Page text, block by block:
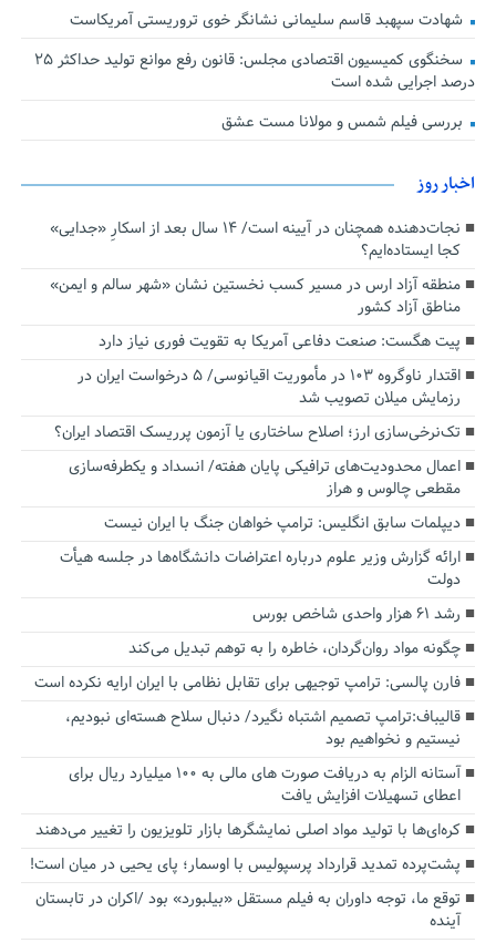
شهادت سپهبد قاسم سلیمانی نشانگر خوی تروریستی آمریکاست
سخنگوی کمیسیون اقتصادی مجلس: قانون رفع موانع تولید حداکثر ۲۵
درصد اجرایی شده است
بررسی فیلم شمس و مولانا مست عشق
اخبار روز
نجات‌دهنده‌ همچنان در آیینه است/ ۱۴ سال بعد از اسکارِ «جدایی»
کجا ایستاده‌ایم؟
منطقه آزاد ارس در مسیر کسب نخستین نشان «شهر سالم و ایمن»
مناطق آزاد کشور
پیت هگست: صنعت دفاعی آمریکا به تقویت فوری نیاز دارد
اقتدار ناوگروه ۱۰۳ در مأموریت‌ اقیانوسی/ ۵ درخواست ایران در
رزمایش میلان تصویب شد
تک‌نرخی‌سازی ارز؛ اصلاح ساختاری یا آزمون پرریسک اقتصاد ایران؟
اعمال محدودیت‌های ترافیکی پایان هفته/ انسداد و یکطرفه‌سازی
مقطعی چالوس و هراز
دیپلمات سابق انگلیس:‌ ترامپ خواهان جنگ با ایران نیست
ارائه گزارش وزیر علوم درباره اعتراضات دانشگاه‌ها در جلسه هیأت
دولت
رشد ۶۱ هزار واحدی شاخص بورس
چگونه مواد روان‌گردان، خاطره را به توهم تبدیل می‌کند
فارن پالسی: ترامپ توجیهی برای تقابل نظامی با ایران ارایه نکرده است
قالیباف:ترامپ تصمیم اشتباه نگیرد/ دنبال سلاح هسته‌ای نبودیم،
نیستیم و نخواهیم بود
آستانه الزام به دریافت صورت های مالی به ۱۰۰ میلیارد ریال برای
اعطای تسهیلات افزایش یافت
کره‌ای‌ها با تولید مواد اصلی نمایشگرها بازار تلویزیون را تغییر می‌دهند
پشت‌پرده تمدید قرارداد پرسپولیس با اوسمار؛ پای یحیی در میان است!
توقع ما، توجه داوران به فیلم مستقل «بیلبورد» بود /اکران در تابستان
آینده